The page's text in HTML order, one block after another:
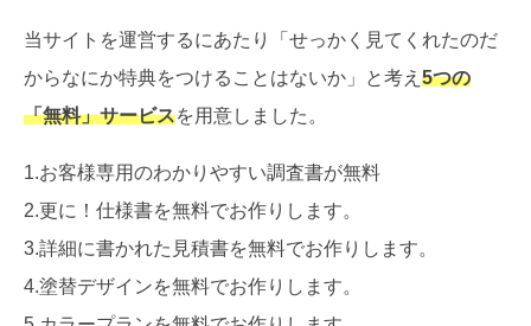
当サイトを運営するにあたり「せっかく見てくれたのだ
からなにか特典をつけることはないか」と考え 5つの
「無料」サービスを用意しました。
1.お客様専用のわかりやすい調査書が無料
2.更に！仕様書を無料でお作りします。
3.詳細に書かれた見積書を無料でお作りします。
4.塗替デザインを無料でお作りします。